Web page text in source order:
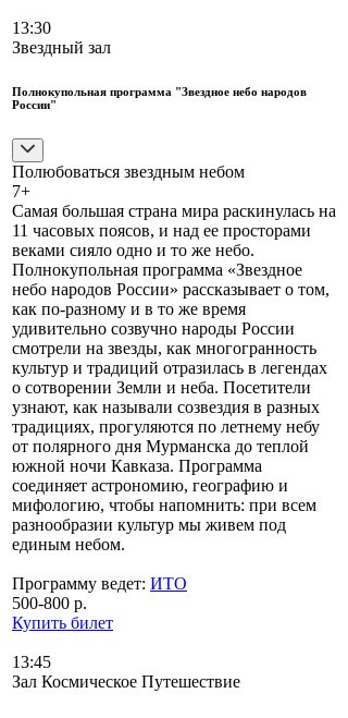
13:30
Звездный зал
Полнокупольная программа "Звездное небо народов
России"
Полюбоваться звездным небом
7+
Самая большая страна мира раскинулась на
11 часовых поясов, и над ее просторами
веками сияло одно и то же небо.
Полнокупольная программа «Звездное
небо народов России» рассказывает о том,
как по-разному и в то же время
удивительно созвучно народы России
смотрели на звезды, как многогранность
культур и традиций отразилась в легендах
о сотворении Земли и неба. Посетители
узнают, как называли созвездия в разных
традициях, прогуляются по летнему небу
от полярного дня Мурманска до теплой
южной ночи Кавказа. Программа
соединяет астрономию, географию и
мифологию, чтобы напомнить: при всем
разнообразии культур мы живем под
единым небом.
Программу ведет: ИТО
500-800 р.
Купить билет
13:45
Зал Космическое Путешествие